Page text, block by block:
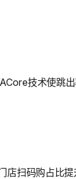
技术使跳
扫码购占比